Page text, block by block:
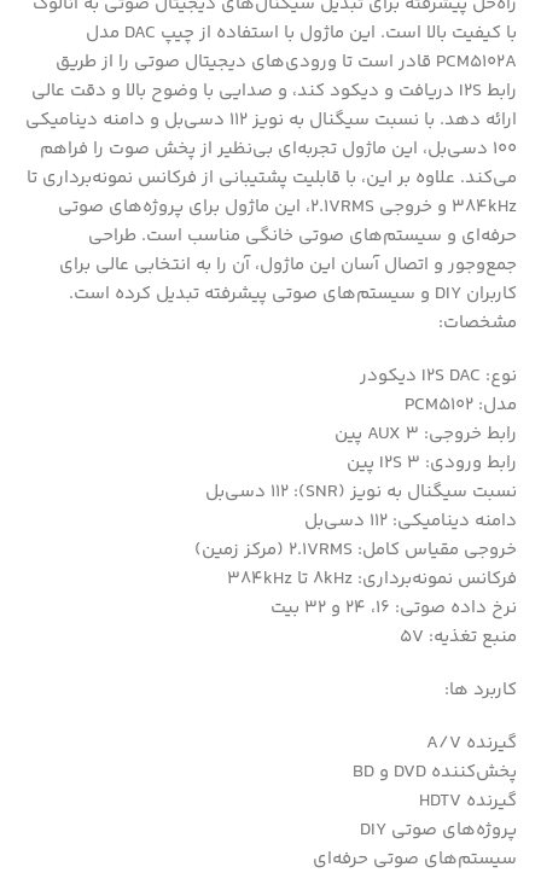
با کیفیت بالا است. این ماژول با استفاده از چیپ DAC مدل
PCM5102A قادر است تا ورودی‌های دیجیتال صوتی را از طریق
رابط I2S دریافت و دیکود کند، و صدایی با وضوح بالا و دقت عالی
ارائه دهد. با نسبت سیگنال به نویز 112 دسی‌بل و دامنه دینامیکی
100 دسی‌بل، این ماژول تجربه‌ای بی‌نظیر از پخش صوت را فراهم
می‌کند. علاوه بر این، با قابلیت پشتیبانی از فرکانس نمونه‌برداری تا
384kHz و خروجی 2.1VRMS، این ماژول برای پروژه‌های صوتی
حرفه‌ای و سیستم‌های صوتی خانگی مناسب است. طراحی
جمع‌وجور و اتصال آسان این ماژول، آن را به انتخابی عالی برای
کاربران DIY و سیستم‌های صوتی پیشرفته تبدیل کرده است.
مشخصات:
نوع: I2S DAC دیکودر
مدل: PCM5102
رابط خروجی: AUX 3 پین
رابط ورودی: I2S 3 پین
نسبت سیگنال به نویز (SNR): 112 دسی‌بل
دامنه دینامیکی: 112 دسی‌بل
خروجی مقیاس کامل: 2.1VRMS (مرکز زمین)
فرکانس نمونه‌برداری: 8kHz تا 384kHz
نرخ داده صوتی: 16، 24 و 32 بیت
منبع تغذیه: 5V
کاربرد ها:
گیرنده A/V
پخش‌کننده DVD و BD
گیرنده HDTV
پروژه‌های صوتی DIY
سیستم‌های صوتی حرفه‌ای